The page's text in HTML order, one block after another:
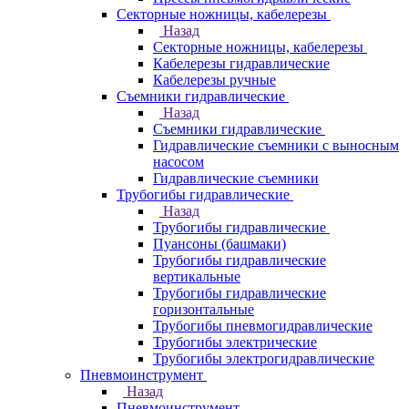
Секторные ножницы, кабелерезы
Назад
Секторные ножницы, кабелерезы
Кабелерезы гидравлические
Кабелерезы ручные
Съемники гидравлические
Назад
Съемники гидравлические
Гидравлические cъемники с выносным
насосом
Гидравлические съемники
Трубогибы гидравлические
Назад
Трубогибы гидравлические
Пуансоны (башмаки)
Трубогибы гидравлические
вертикальные
Трубогибы гидравлические
горизонтальные
Трубогибы пневмогидравлические
Трубогибы электрические
Трубогибы электрогидравлические
Пневмоинструмент
Назад